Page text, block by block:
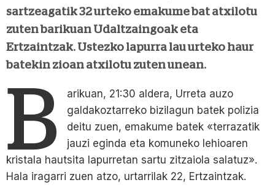
sartzeagatik 32 urteko emakume bat atxilotu
zuten barikuan Udaltzaingoak eta
Ertzaintzak. Ustezko lapurra lau urteko haur
batekin zioan atxilotu zuten unean.
B
arikuan, 21:30 aldera, Urreta auzo
galdakoztarreko bizilagun batek polizia
deitu zuen, emakume batek «terrazatik
jauzi eginda eta komuneko lehioaren
kristala hautsita lapurretan sartu zitzaiola salatuz».
Hala iragarri zuen atzo, urtarrilak 22, Ertzaintzak.